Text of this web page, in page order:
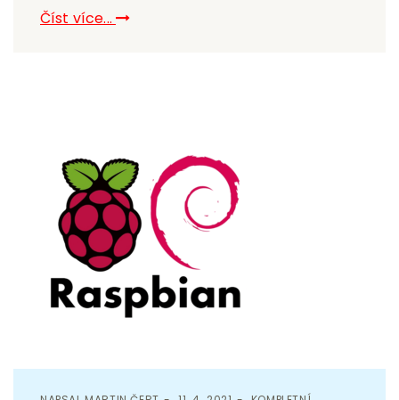
Číst více...